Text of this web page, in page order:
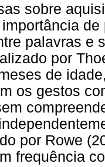
sobre
palavras e
por
de
os gestos
por Rowe
frequência